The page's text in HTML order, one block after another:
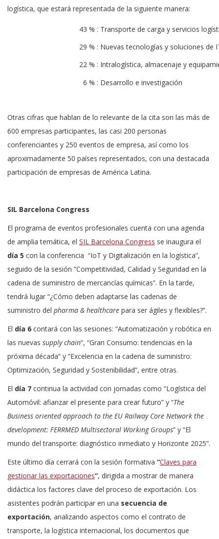
logística, que estará representada de la siguiente manera:
43 % : Transporte de carga y servicios
29 % : Nuevas tecnologías y soluciones de
22 % : Intralogística, almacenaje y
6 % : Desarrollo e investigación
Otras cifras que hablan de lo relevante de la cita son las más de
600 empresas participantes, las casi 200 personas
conferenciantes y 250 eventos de empresa, así como los
aproximadamente 50 países representados, con una destacada
participación de empresas de América Latina.
SIL Barcelona Congress
El programa de eventos profesionales cuenta con una agenda
de amplia temática, el SIL Barcelona Congress se inaugura el
día 5 con la conferencia “IoT y Digitalización en la logística”,
seguido de la sesión ”Competitividad, Calidad y Seguridad en la
cadena de suministro de mercancías químicas”. En la tarde,
tendrá lugar “¿Cómo deben adaptarse las cadenas de
suministro del pharma & healthcare para ser ágiles y flexibles?”.
El día 6 contará con las sesiones: “Automatización y robótica en
las nuevas supply chain”, “Gran Consumo: tendencias en la
próxima década” y “Excelencia en la cadena de suministro:
Optimización, Seguridad y Sostenibilidad”, entre otras.
El día 7 continua la actividad con jornadas como “Logística del
Automóvil: afianzar el presente para crear futuro” y “The
Business oriented approach to the EU Railway Core Network the
development: FERRMED Multisectoral Working Groups” y “El
mundo del transporte: diagnóstico inmediato y Horizonte 2025”.
Este último día cerrará con la sesión formativa “Claves para
gestionar las exportaciones”, dirigida a mostrar de manera
didáctica los factores clave del proceso de exportación. Los
asistentes podrán participar en una secuencia de
exportación, analizando aspectos como el contrato de
transporte, la logística internacional, los documentos que